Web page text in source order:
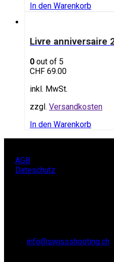
In den Warenkorb
Livre anniversaire
0 out of 5
CHF 69.00
inkl. MwSt.
zzgl. Versandkosten
In den Warenkorb
AGB
Dateschutz
info@swissshooting.ch